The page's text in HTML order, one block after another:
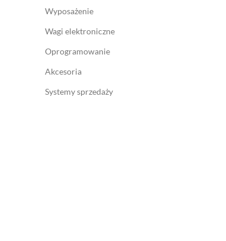
Wyposażenie
Wagi elektroniczne
Oprogramowanie
Akcesoria
Systemy sprzedaży